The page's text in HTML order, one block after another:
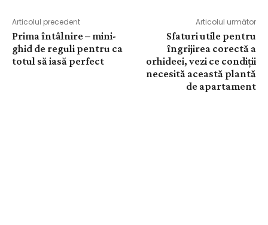
Articolul precedent
Prima întâlnire – mini-
ghid de reguli pentru ca
totul să iasă perfect
Articolul următor
Sfaturi utile pentru
îngrijirea corectă a
orhideei, vezi ce condiții
necesită această plantă
de apartament